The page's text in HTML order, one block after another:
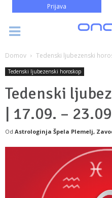
Prijava
Domov Tedenski ljubezenski
Tedenski ljubezenski horoskop
Tedenski
| 17.09. –
Od Astrologinja Špela Plemelj,